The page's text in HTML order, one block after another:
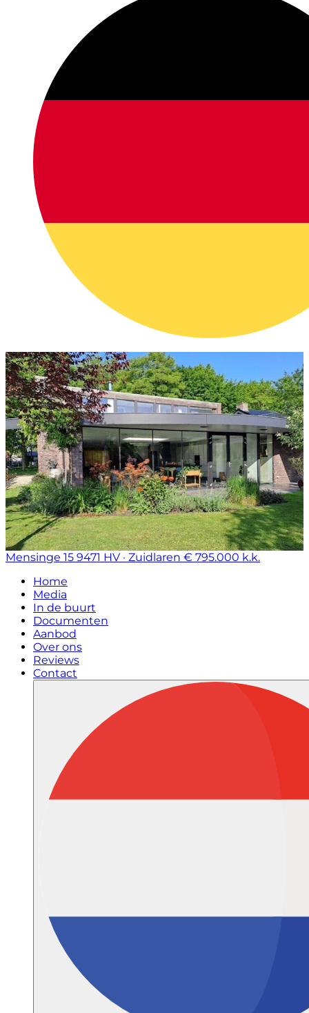
Mensinge 15 9471 HV · Zuidlaren € 795.000 k.k.
Home
Media
In de buurt
Documenten
Aanbod
Over ons
Reviews
Contact